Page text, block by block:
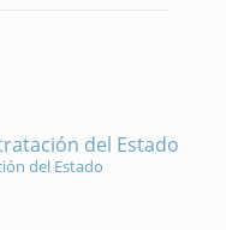
del Estado
del Estado